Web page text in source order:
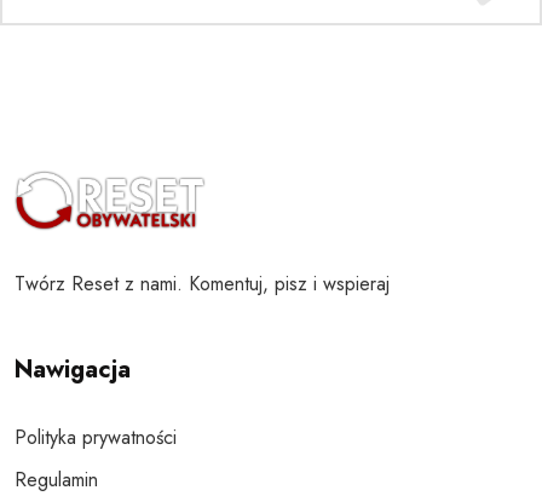
Twórz Reset z nami. Komentuj, pisz i wspieraj
Nawigacja
Polityka prywatności
Regulamin